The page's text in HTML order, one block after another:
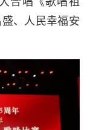
、人民幸福安